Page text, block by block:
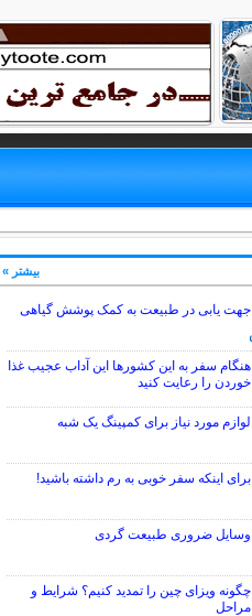
جهت یابی در طبیعت به کمک پوشش گیاهی
هنگام سفر به این کشورها این آداب عجیب غذا
خوردن را رعایت کنید
لوازم مورد نیاز برای کمپینگ یک شبه
برای اینکه سفر خوبی به رم داشته باشید!
وسایل ضروری طبیعت گردی
چگونه ویزای چین را تمدید کنیم؟ شرایط و
مراحل
بیشتر »